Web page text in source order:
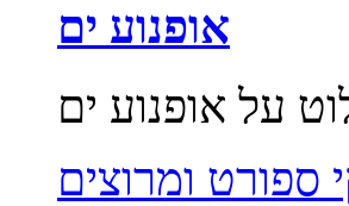
אופנוע ים
ספורט ומרוצים